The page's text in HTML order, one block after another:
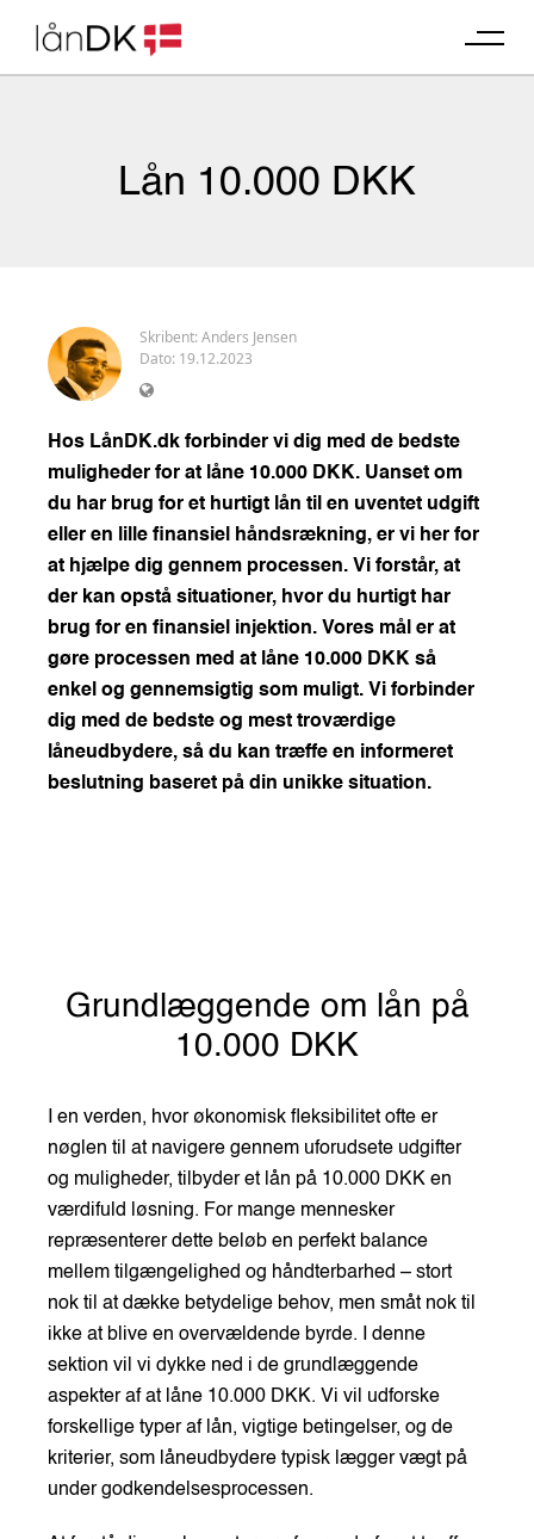
content
Lån 10.000 DKK
Skribent: Anders Jensen
Dato: 19.12.2023
Hos LånDK.dk forbinder vi dig med de bedste
muligheder for at låne 10.000 DKK. Uanset om
du har brug for et hurtigt lån til en uventet udgift
eller en lille finansiel håndsrækning, er vi her for
at hjælpe dig gennem processen. Vi forstår, at
der kan opstå situationer, hvor du hurtigt har
brug for en finansiel injektion. Vores mål er at
gøre processen med at låne 10.000 DKK så
enkel og gennemsigtig som muligt. Vi forbinder
dig med de bedste og mest troværdige
låneudbydere, så du kan træffe en informeret
beslutning baseret på din unikke situation.
Grundlæggende om lån på
10.000 DKK
I en verden, hvor økonomisk fleksibilitet ofte er
nøglen til at navigere gennem uforudsete udgifter
og muligheder, tilbyder et lån på 10.000 DKK en
værdifuld løsning. For mange mennesker
repræsenterer dette beløb en perfekt balance
mellem tilgængelighed og håndterbarhed – stort
nok til at dække betydelige behov, men småt nok til
ikke at blive en overvældende byrde. I denne
sektion vil vi dykke ned i de grundlæggende
aspekter af at låne 10.000 DKK. Vi vil udforske
forskellige typer af lån, vigtige betingelser, og de
kriterier, som låneudbydere typisk lægger vægt på
under godkendelsesprocessen.